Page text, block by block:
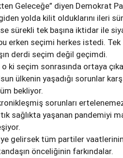
Geleceğe” diyen Demokrat
yolda kilit olduklarını ileri
ise sürekli tek başına iktidar ile
erken seçimi herkes istedi.
derdi seçim değil geçimdi.
o ki seçim sonrasında ortaya
ülkenin yaşadığı sorunlar
bekliyor.
sorunları
sağlıkta yaşanan pandemiyi
gelirsek tüm partiler
önceliğinin farkındalar.